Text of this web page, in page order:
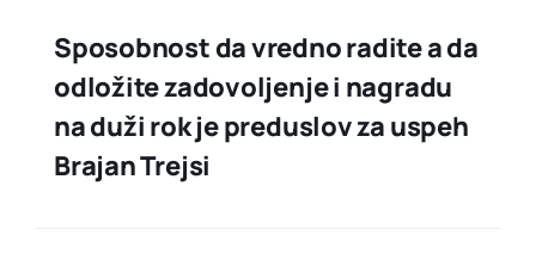
Sposobnost da vredno radite a da
odložite zadovoljenje i nagradu
na duži rok je preduslov za uspeh
Brajan Trejsi